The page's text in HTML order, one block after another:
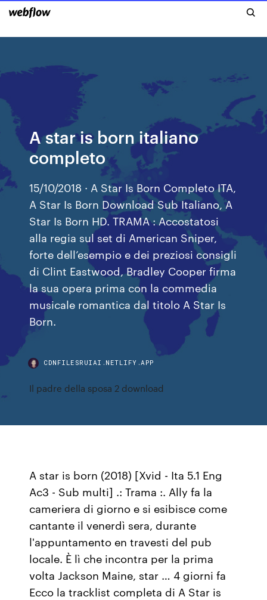
A star is born italiano
completo
15/10/2018 · A Star Is Born Completo ITA,
A Star Is Born Download Sub Italiano, A
Star Is Born HD. TRAMA : Accostatosi
alla regia sul set di American Sniper,
forte dell’esempio e dei preziosi consigli
di Clint Eastwood, Bradley Cooper firma
la sua opera prima con la commedia
musicale romantica dal titolo A Star Is
Born.
CDNFILESRUIAI.NETLIFY.APP
Il padre della sposa 2 download
A star is born (2018) [Xvid - Ita 5.1 Eng
Ac3 - Sub multi] .: Trama :. Ally fa la
cameriera di giorno e si esibisce come
cantante il venerdì sera, durante
l'appuntamento en travesti del pub
locale. È lì che incontra per la prima
volta Jackson Maine, star … 4 giorni fa
Ecco la tracklist completa di A Star is